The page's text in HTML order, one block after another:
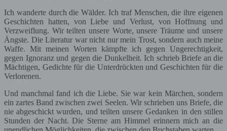
Ich wanderte durch die Wälder. Ich traf Menschen, die ihre eigenen
Geschichten hatten, von Liebe und Verlust, von Hoffnung und
Verzweiflung. Wir teilten unsere Worte, unsere Träume und unsere
Ängste. Die Literatur war nicht nur mein Trost, sondern auch meine
Waffe. Mit meinen Worten kämpfte ich gegen Ungerechtigkeit,
gegen Ignoranz und gegen die Dunkelheit. Ich schrieb Briefe an die
Mächtigen, Gedichte für die Unterdrückten und Geschichten für die
Verlorenen.
Und manchmal fand ich die Liebe. Sie war kein Märchen, sondern
ein zartes Band zwischen zwei Seelen. Wir schrieben uns Briefe, die
nie abgeschickt wurden, und teilten unsere Gedanken in den stillen
Stunden der Nacht. Die Sterne am Himmel erinnern mich an die